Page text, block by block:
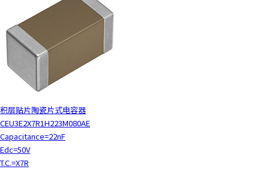
积层贴片陶瓷片式电容器
CEU3E2X7R1H223M080AE
Capacitance=22nF
Edc=50V
T.C.=X7R